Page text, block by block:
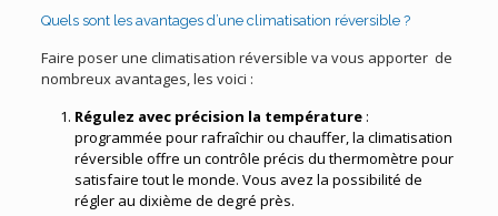
Quels sont les avantages d’une climatisation réversible ?
Faire poser une climatisation réversible va vous apporter de
nombreux avantages, les voici :
Régulez avec précision la température:
programmée pour rafraîchir ou chauffer, la climatisation
réversible offre un contrôle précis du thermomètre pour
satisfaire tout le monde. Vous avez la possibilité de
régler au dixième de degré près.